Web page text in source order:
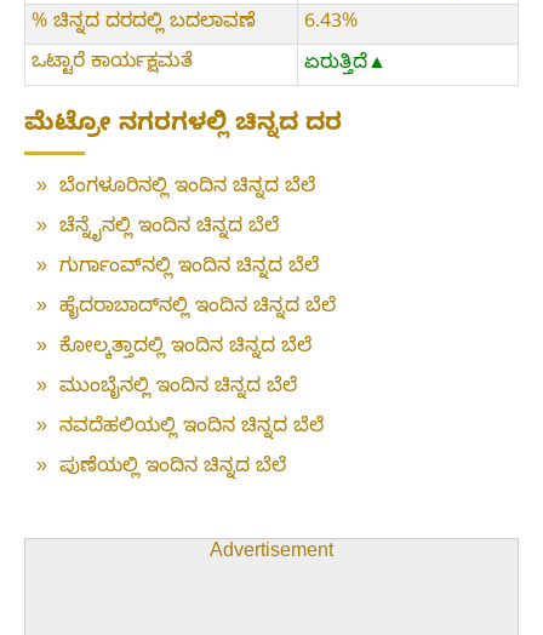
% ಚಿನ್ನದ ದರದಲ್ಲಿ ಬದಲಾವಣೆ
6.43%
ಒಟ್ಟಾರೆ ಕಾರ್ಯಕ್ಷಮತೆ
ಏರುತ್ತಿದೆ▲
ಮೆಟ್ರೋ ನಗರಗಳಲ್ಲಿ ಚಿನ್ನದ ದರ
» ಬೆಂಗಳೂರಿನಲ್ಲಿ ಇಂದಿನ ಚಿನ್ನದ ಬೆಲೆ
» ಚೆನ್ನೈನಲ್ಲಿ ಇಂದಿನ ಚಿನ್ನದ ಬೆಲೆ
» ಗುರ್ಗಾಂವ್‌ನಲ್ಲಿ ಇಂದಿನ ಚಿನ್ನದ ಬೆಲೆ
» ಹೈದರಾಬಾದ್‌ನಲ್ಲಿ ಇಂದಿನ ಚಿನ್ನದ ಬೆಲೆ
» ಕೋಲ್ಕತ್ತಾದಲ್ಲಿ ಇಂದಿನ ಚಿನ್ನದ ಬೆಲೆ
» ಮುಂಬೈನಲ್ಲಿ ಇಂದಿನ ಚಿನ್ನದ ಬೆಲೆ
» ನವದೆಹಲಿಯಲ್ಲಿ ಇಂದಿನ ಚಿನ್ನದ ಬೆಲೆ
» ಪುಣೆಯಲ್ಲಿ ಇಂದಿನ ಚಿನ್ನದ ಬೆಲೆ
Advertisement